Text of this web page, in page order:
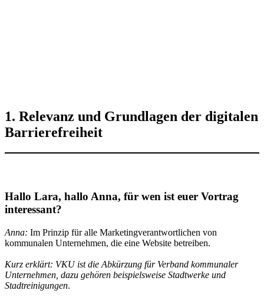
1. Relevanz und Grundlagen der digitalen
Barrierefreiheit
Hallo Lara, hallo Anna, für wen ist euer Vortrag
interessant?
Anna: Im Prinzip für alle Marketingverantwortlichen von
kommunalen Unternehmen, die eine Website betreiben.
Kurz erklärt: VKU ist die Abkürzung für Verband kommunaler
Unternehmen, dazu gehören beispielsweise Stadtwerke und
Stadtreinigungen.